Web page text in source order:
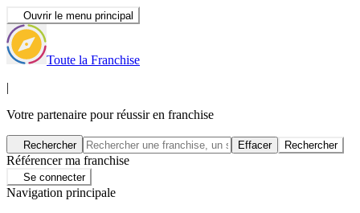
Ouvrir le menu principal
Toute la Franchise
|
Votre partenaire pour réussir en franchise
Rechercher Effacer Rechercher
Référencer ma franchise
Se connecter
Navigation principale